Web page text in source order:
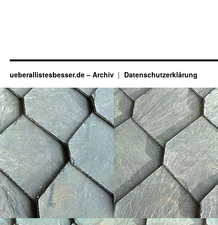
ueberallistesbesser.de – Archiv Datenschutzerklärung